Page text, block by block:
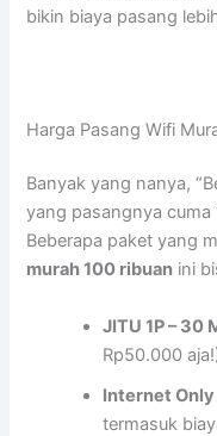
bikin biaya pasang
Harga Pasang Wifi
Banyak yang nanya,
yang pasangnya cuma
Beberapa paket yang
murah 100 ribuan ini
JITU 1P – 30
Rp50.000
Internet Only
termasuk